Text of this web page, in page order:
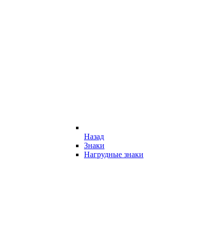
Назад
Знаки
Нагрудные знаки